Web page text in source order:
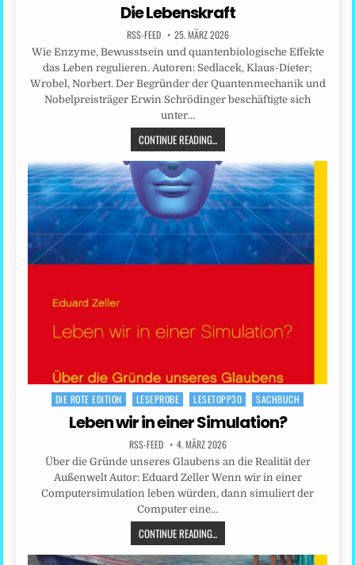
Die Lebenskraft
RSS-FEED 25. MÄRZ 2026
Wie Enzyme, Bewusstsein und quantenbiologische Effekte
das Leben regulieren. Autoren: Sedlacek, Klaus-Dieter;
Wrobel, Norbert. Der Begründer der Quantenmechanik und
Nobelpreisträger Erwin Schrödinger beschäftigte sich
unter…
CONTINUE READING...
Posted
DIE ROTE EDITION LESEPROBE LESETOPP30 SACHBUCH
Leben wir in einer Simulation?
RSS-FEED 4. MÄRZ 2026
Über die Gründe unseres Glaubens an die Realität der
Außenwelt Autor: Eduard Zeller Wenn wir in einer
Computersimulation leben würden, dann simuliert der
Computer eine…
CONTINUE READING...